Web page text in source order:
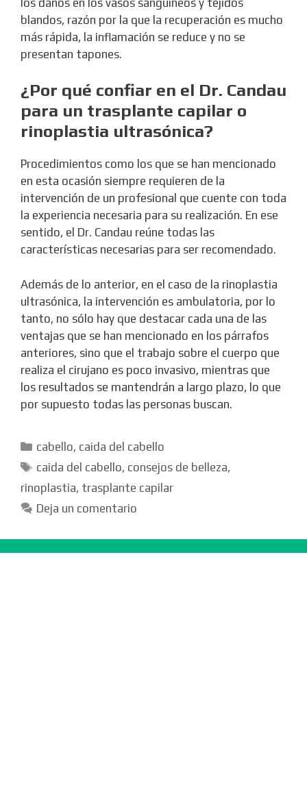
blandos, razón por la que la recuperación es mucho
más rápida, la inflamación se reduce y no se
presentan tapones.
¿Por qué confiar en el Dr. Candau
para un trasplante capilar o
rinoplastia ultrasónica?
Procedimientos como los que se han mencionado
en esta ocasión siempre requieren de la
intervención de un profesional que cuente con toda
la experiencia necesaria para su realización. En ese
sentido, el Dr. Candau reúne todas las
características necesarias para ser recomendado.
Además de lo anterior, en el caso de la rinoplastia
ultrasónica, la intervención es ambulatoria, por lo
tanto, no sólo hay que destacar cada una de las
ventajas que se han mencionado en los párrafos
anteriores, sino que el trabajo sobre el cuerpo que
realiza el cirujano es poco invasivo, mientras que
los resultados se mantendrán a largo plazo, lo que
por supuesto todas las personas buscan.
Categorías
cabello, caida del cabello
Etiquetas
caida del cabello, consejos de belleza,
rinoplastia, trasplante capilar
Deja un comentario